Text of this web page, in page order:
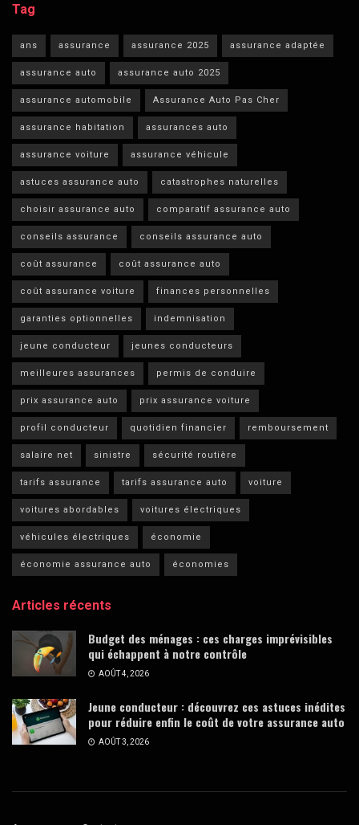
Tag
ans assurance assurance 2025 assurance adaptée
assurance auto assurance auto 2025
assurance automobile Assurance Auto Pas Cher
assurance habitation assurances auto
assurance voiture assurance véhicule
astuces assurance auto catastrophes naturelles
choisir assurance auto comparatif assurance auto
conseils assurance conseils assurance auto
coût assurance coût assurance auto
coût assurance voiture finances personnelles
garanties optionnelles indemnisation
jeune conducteur jeunes conducteurs
meilleures assurances permis de conduire
prix assurance auto prix assurance voiture
profil conducteur quotidien financier remboursement
salaire net sinistre sécurité routière
tarifs assurance tarifs assurance auto voiture
voitures abordables voitures électriques
véhicules électriques économie
économie assurance auto économies
Articles récents
Budget des ménages : ces charges imprévisibles
qui échappent à notre contrôle
AOÛT 4, 2026
Jeune conducteur : découvrez ces astuces inédites
pour réduire enfin le coût de votre assurance auto
AOÛT 3, 2026